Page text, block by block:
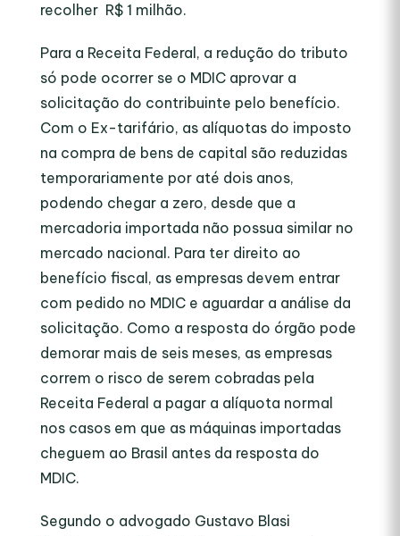
recolher R$ 1 milhão.
Para a Receita Federal, a redução do tributo
só pode ocorrer se o MDIC aprovar a
solicitação do contribuinte pelo benefício.
Com o Ex-tarifário, as alíquotas do imposto
na compra de bens de capital são reduzidas
temporariamente por até dois anos,
podendo chegar a zero, desde que a
mercadoria importada não possua similar no
mercado nacional. Para ter direito ao
benefício fiscal, as empresas devem entrar
com pedido no MDIC e aguardar a análise da
solicitação. Como a resposta do órgão pode
demorar mais de seis meses, as empresas
correm o risco de serem cobradas pela
Receita Federal a pagar a alíquota normal
nos casos em que as máquinas importadas
cheguem ao Brasil antes da resposta do
MDIC.
Segundo o advogado Gustavo Blasi